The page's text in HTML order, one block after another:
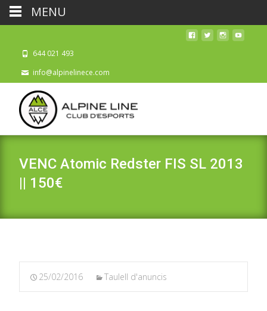
644 021 493
info@alpinelinece.com
VENC Atomic Redster FIS SL 2013
|| 150€
25/02/2016 Taulell d'anuncis
MENU